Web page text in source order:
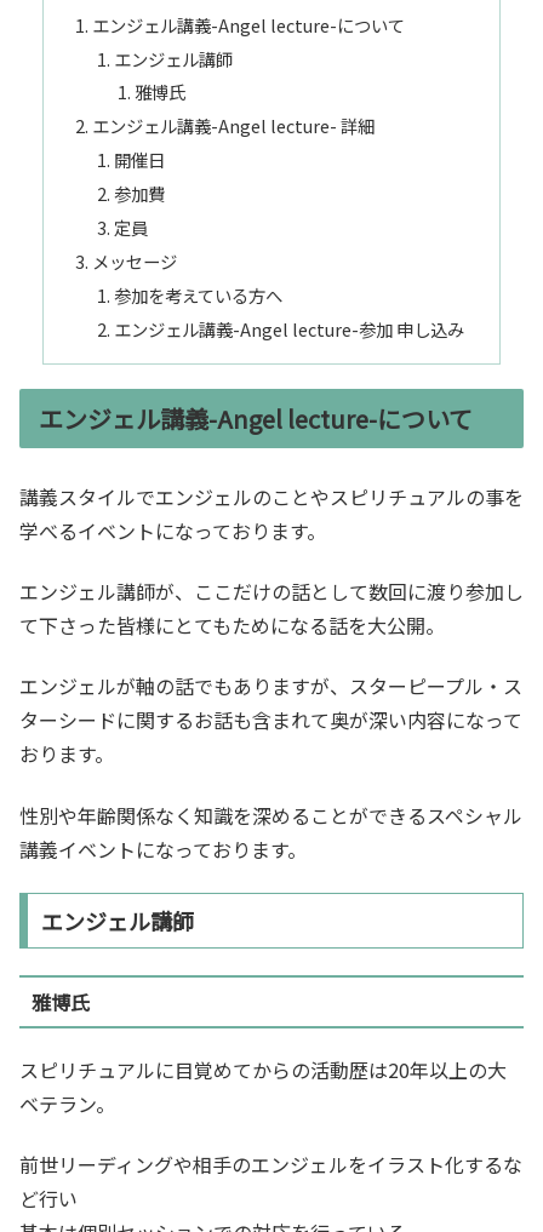
エンジェル講義-Angel lecture-について
エンジェル講師
雅博氏
エンジェル講義-Angel lecture- 詳細
開催日
参加費
定員
メッセージ
参加を考えている方へ
エンジェル講義-Angel lecture-参加 申し込み
エンジェル講義-Angel lecture-について
講義スタイルでエンジェルのことやスピリチュアルの事を
学べるイベントになっております。
エンジェル講師が、ここだけの話として数回に渡り参加し
て下さった皆様にとてもためになる話を大公開。
エンジェルが軸の話でもありますが、スターピープル・ス
ターシードに関するお話も含まれて奥が深い内容になって
おります。
性別や年齢関係なく知識を深めることができるスペシャル
講義イベントになっております。
エンジェル講師
雅博氏
スピリチュアルに目覚めてからの活動歴は20年以上の大
ベテラン。
前世リーディングや相手のエンジェルをイラスト化するな
ど行い